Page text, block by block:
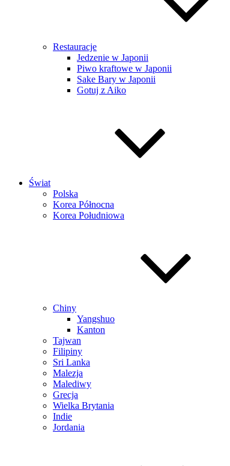
Restauracje
Jedzenie w Japonii
Piwo kraftowe w Japonii
Sake Bary w Japonii
Gotuj z Aiko
Świat
Polska
Korea Północna
Korea Południowa
Chiny
Yangshuo
Kanton
Tajwan
Filipiny
Sri Lanka
Malezja
Malediwy
Grecja
Wielka Brytania
Indie
Jordania